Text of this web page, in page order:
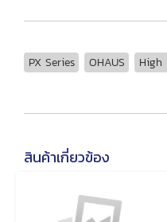
PX Series OHAUS High
สินค้าเกี่ยวข้อง